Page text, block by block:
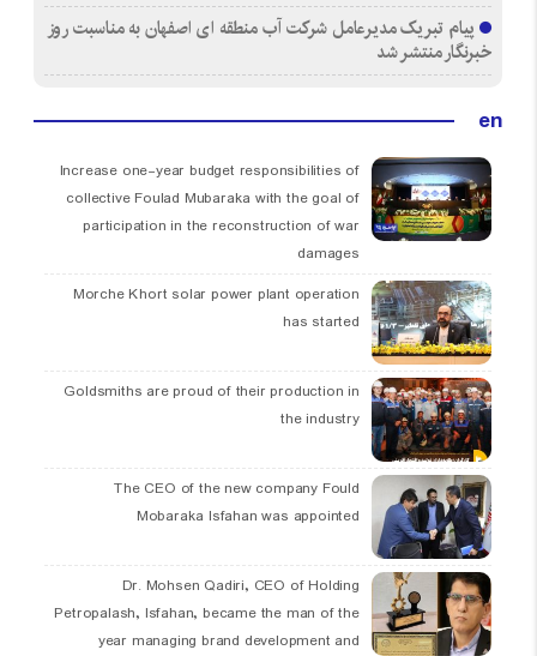
پیام تبریک مدیرعامل شرکت آب منطقه ای اصفهان به مناسبت روز
خبرنگار منتشر شد
en
Increase one-year budget responsibilities of
collective Foulad Mubaraka with the goal of
participation in the reconstruction of war
damages
Morche Khort solar power plant operation
has started
Goldsmiths are proud of their production in
the industry
The CEO of the new company Fould
Mobaraka Isfahan was appointed
Dr. Mohsen Qadiri, CEO of Holding
Petropalash, Isfahan, became the man of the
year managing brand development and